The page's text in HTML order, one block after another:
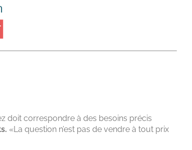
doit correspondre à des besoins précis
«La question n’est pas de vendre à tout prix